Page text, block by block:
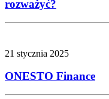
rozważyć?
21 stycznia 2025
ONESTO Finance